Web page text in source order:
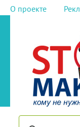
О проекте